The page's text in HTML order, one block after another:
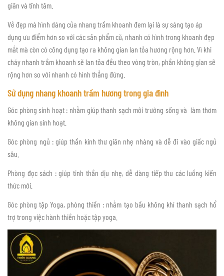
giãn và tĩnh tâm.
Vẻ đẹp mà hình dáng của nhang trầm khoanh đem lại là sự sáng tạo áp
dụng ưu điểm hơn so với các sản phẩm cũ, nhanh có hình trong khoanh đẹp
mắt mà còn có công dụng tạo ra không gian lan tỏa hương rộng hơn. Vì khi
cháy nhanh trầm khoanh sẽ lan tỏa đều theo vòng tròn, phần không gian sẽ
rộng hơn so với nhanh có hình thẳng đứng.
Sử dụng nhang khoanh trầm hương trong gia đình
Góc phòng sinh hoạt : nhằm giúp thanh sạch môi trường sống và làm thơm
không gian sinh hoạt.
Góc phòng ngủ : giúp thần kinh thư giãn nhẹ nhàng và dễ đi vào giấc ngủ
sâu.
Phòng đọc sách : giúp tinh thần dịu nhẹ, dễ dàng tiếp thu các luồng kiến
thức mới.
Góc phòng tập Yoga, phòng thiền : nhằm tạo bầu không khí thanh sạch hổ
trợ trong việc hành thiền hoặc tập yoga.